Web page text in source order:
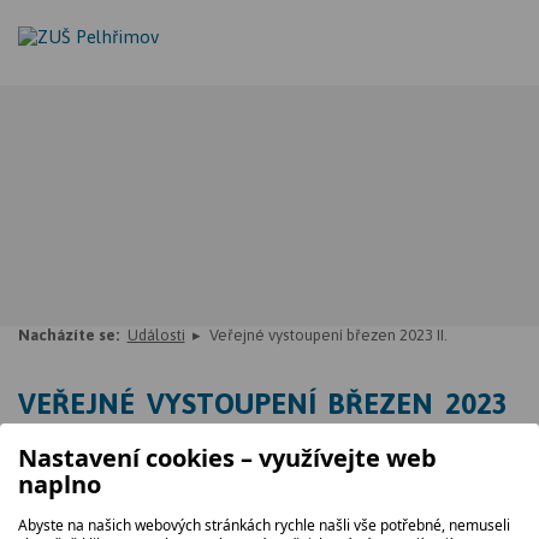
Nacházíte se: Události Veřejné vystoupení březen 2023 II.
VEŘEJNÉ VYSTOUPENÍ BŘEZEN 2023
30. 03. 2023, 18.00
koncertní sál ZUŠ
Nastavení cookies – využívejte web
naplno
Abyste na našich webových stránkách rychle našli vše potřebné, nemuseli